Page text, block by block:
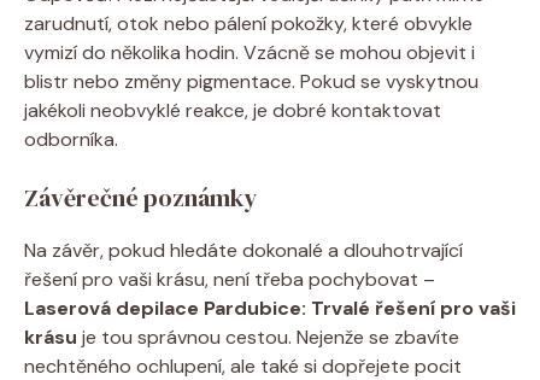
zarudnutí, otok nebo pálení pokožky, které obvykle
vymizí do několika hodin. Vzácně se mohou objevit i
blistr nebo změny pigmentace. Pokud se vyskytnou
jakékoli neobvyklé reakce, je dobré kontaktovat
odborníka.
Závěrečné poznámky
Na závěr, pokud hledáte dokonalé a dlouhotrvající
řešení pro vaši krásu, není třeba pochybovat –
Laserová depilace Pardubice: Trvalé řešení pro vaši
krásu je tou správnou cestou. Nejenže se zbavíte
nechtěného ochlupení, ale také si dopřejete pocit